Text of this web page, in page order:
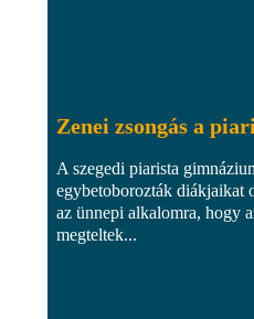
Zenei zsongás a
A szegedi piarista
egybetoborozták diákjaikat
az ünnepi alkalomra, hogy
megteltek...